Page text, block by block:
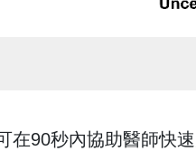
在90秒內協助醫師快